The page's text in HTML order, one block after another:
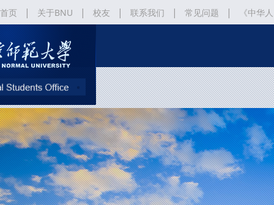
首页 | 关于BNU | 校友 | 联系我们 | 常见问题 | 《中华
《北京师范大学“北京来华留学生政府奖学金” 申请及管理办法》